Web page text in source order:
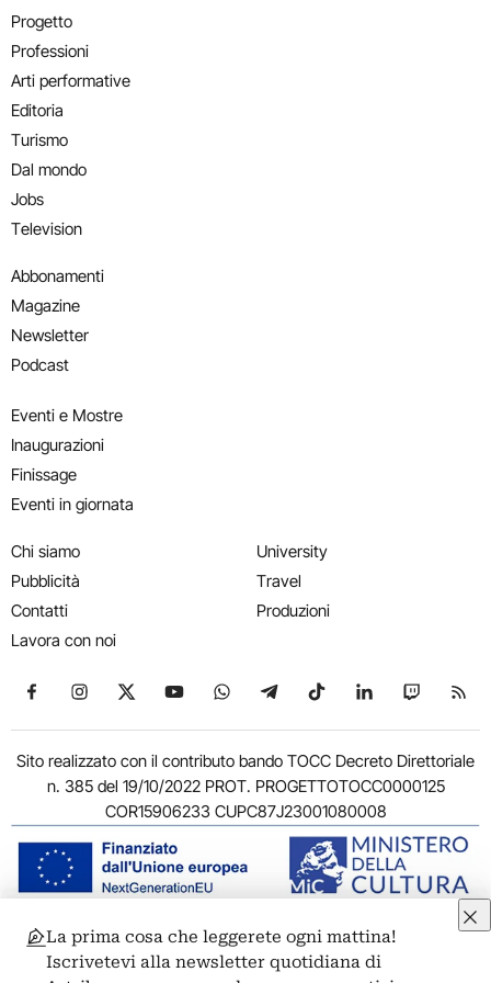
Progetto
Professioni
Arti performative
Editoria
Turismo
Dal mondo
Jobs
Television
Abbonamenti
Magazine
Newsletter
Podcast
Eventi e Mostre
Inaugurazioni
Finissage
Eventi in giornata
Chi siamo
Pubblicità
Contatti
Lavora con noi
University
Travel
Produzioni
Seguici su Facebook
Seguici su Instagram
Seguici su X
Seguici su YouTube
Seguici su WhatsApp
Seguici su Telegram
Seguici su TikTok
Seguici su
Seguici
Sito realizzato con il contributo bando TOCC Decreto Direttoriale
n. 385 del 19/10/2022 PROT. PROGETTOTOCC0000125
COR15906233 CUPC87J23001080008
© 2011-2026 ARTRIBUNE srl – Corso Vittorio Emanuele II, 287 –
00186 Roma - P.I. 11381581005
La prima cosa che leggerete ogni mattina!
Iscrivetevi alla newsletter quotidiana di